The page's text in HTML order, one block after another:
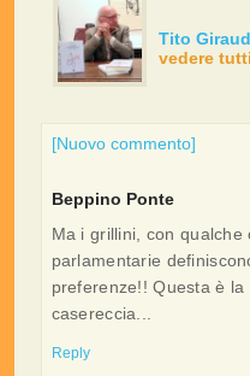
Tito
vedere
[Nuovo commento]
Beppino Ponte
Ma i grillini, con qualche
parlamentarie
preferenze!! Questa è
casereccia...
Reply